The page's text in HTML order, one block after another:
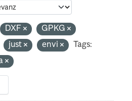
DXF
GPKG
just envi
Tags: